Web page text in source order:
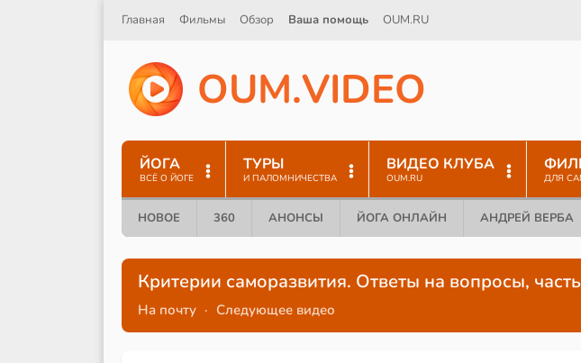
Главная Фильмы Обзор Ваша помощь OUM.RU
OUM.VIDEO
ЙОГА
ВСЁ О ЙОГЕ
ТУРЫ
И ПАЛОМНИЧЕСТВА
ВИДЕО КЛУБА
OUM.RU ДЛЯ
НОВОЕ 360 АНОНСЫ ЙОГА ОНЛАЙН АНДРЕЙ ВЕРБА
Критерии саморазвития. Ответы на вопросы,
На почту · Следующее видео